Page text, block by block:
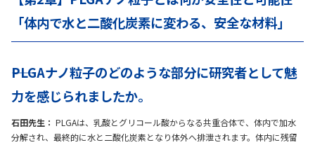
「体内で水と二酸化炭素に変わる、安全な材料」
――PLGAナノ粒子のどのような部分に研究者として魅
力を感じられましたか。
石田先生： PLGAは、乳酸とグリコール酸からなる共重合体で、体内で加水
分解され、最終的に水と二酸化炭素となり体外へ排泄されます。体内に残留